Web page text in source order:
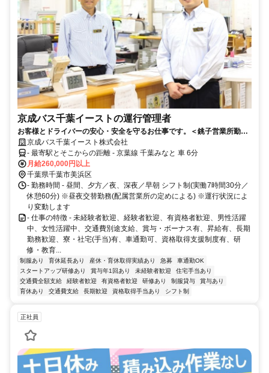
京成バス千葉イーストの運行管理者
お客様とドライバーの安心・安全を守るお仕事です。＜銚子営業所勤
務 バス運行管理者 募集！＞給与・待遇ともにベースアップ！京成グル
ープの『京成バス千葉イースト』でスタッフ増員募集中です！
京成バス千葉イースト株式会社
- 最寄駅とそこからの距離 - 京葉線 千葉みなと 車 6分
月給260,000円以上
千葉県千葉市美浜区
- 勤務時間 - 昼間、夕方／夜、深夜／早朝 シフト制(実働7時間30分／
休憩60分) ※昼夜交替勤務(配属営業所の定めによる) ※運行状況によ
り変動します
- 仕事の特徴 - 未経験者歓迎、経験者歓迎、有資格者歓迎、男性活躍
中、女性活躍中、交通費別途支給、賞与・ボーナス有、昇給有、長期
勤務歓迎、寮・社宅(手当)有、車通勤可、資格取得支援制度有、研
修・教育...
制服あり 育休延長あり 産休・育休取得実績あり 急募
車通勤OK
スタートアップ研修あり
賞与年1回あり 未経験者歓迎
住宅手当あり
交通費全額支給
経験者歓迎 有資格者歓迎 研修あり 制服貸与
賞与あり
育休あり
交通費支給 長期歓迎 資格取得手当あり シフト制
正社員